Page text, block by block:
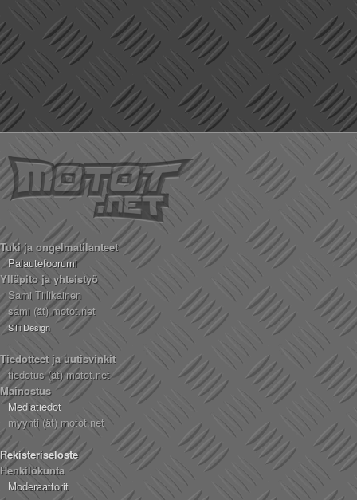
Tuki ja ongelmatilanteet
Palautefoorumi
Ylläpito ja yhteistyö
Sami Tiilikainen
sami (ät) motot.net
STi Design
Tiedotteet ja uutisvinkit
tiedotus (ät) motot.net
Mainostus
Mediatiedot
myynti (ät) motot.net
Rekisteriseloste
Henkilökunta
Moderaattorit